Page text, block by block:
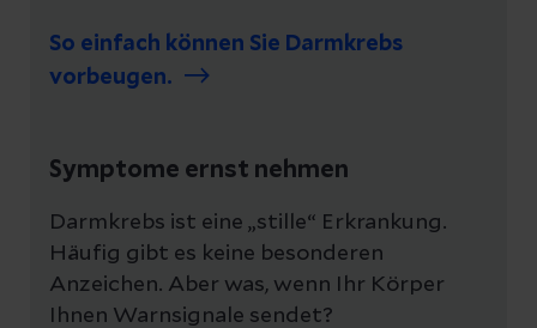
So einfach können Sie Darmkrebs
vorbeugen.
Symptome ernst nehmen
Darmkrebs ist eine „stille“ Erkrankung.
Häufig gibt es keine besonderen
Anzeichen. Aber was, wenn Ihr Körper
Ihnen Warnsignale sendet?